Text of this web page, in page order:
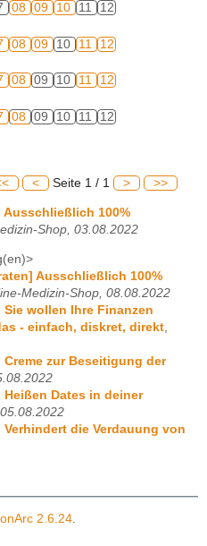
08 09 10 11 12
08 09 10 11 12
08 09 10 11 12
08 09 10 11 12
< Seite 1 / 1 > >>
100%
Shop, 03.08.2022
Ausschließlich 100%
Medizin-Shop, 08.08.2022
wollen Ihre Finanzen
- einfach, diskret, direkt
zur Beseitigung der
Dates in deiner
die Verdauung von
2.6.24.